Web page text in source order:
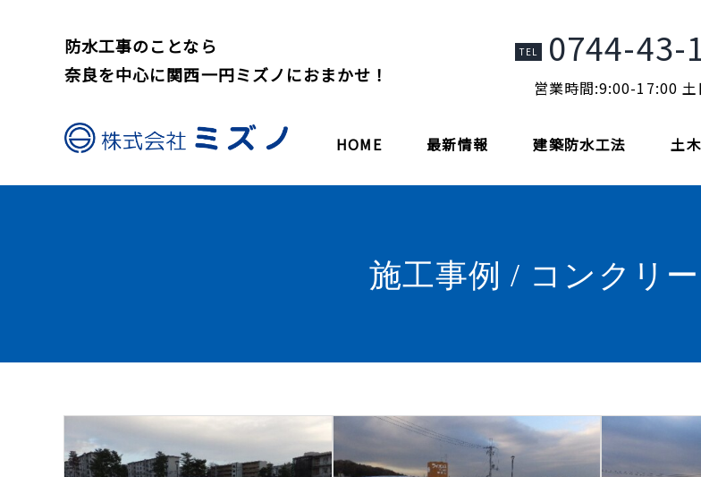
防水工事のことなら
奈良を中心に関西一円ミズノにおまかせ！
TEL 0744-43-
営業時間:9:00-17:00 土
HOME 最新情報 建築防水工法 土
施工事例 / コンクリ